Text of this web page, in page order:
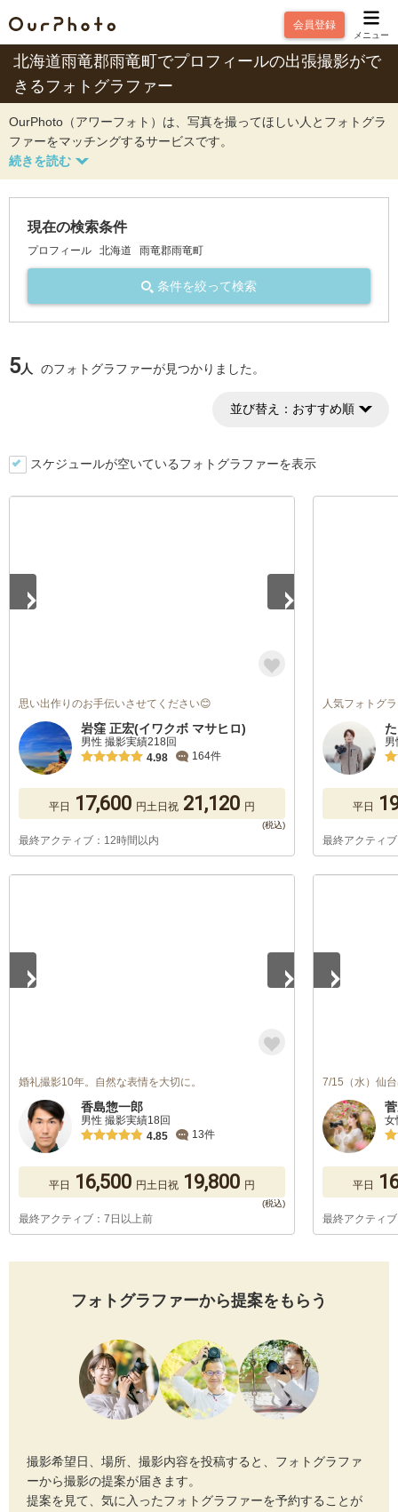
会員登録
メニュー
北海道雨竜郡雨竜町でプロフィールの出張撮影がで
きるフォトグラファー
OurPhoto（アワーフォト）は、写真を撮ってほしい人とフォトグラ
ファーをマッチングするサービスです。
現在の検索条件
プロフィール 北海道 雨竜郡雨竜町
条件を絞って検索
5人 のフォトグラファーが見つかりました。
並び替え： おすすめ順
スケジュールが空いているフォトグラファーを表示
思い出作りのお手伝いさせてください😊
岩窪 正宏(イワクボ マサヒロ)
男性 撮影実績218回
4.98
164件
平日 17,600 円土日祝 21,120 円
最終アクティブ：12時間以内
人気フォトグ
平日
最終アクティ
婚礼撮影10年。自然な表情を大切に。
香島惣一郎
男性 撮影実績18回
4.85
13件
平日 16,500 円土日祝 19,800 円
最終アクティブ：7日以上前
7/15（水）仙
女
平日
最終アクティ
フォトグラファーから提案をもらう
撮影希望日、場所、撮影内容を投稿すると、フォトグラファ
ーから撮影の提案が届きます。
提案を見て、気に入ったフォトグラファーを予約することが